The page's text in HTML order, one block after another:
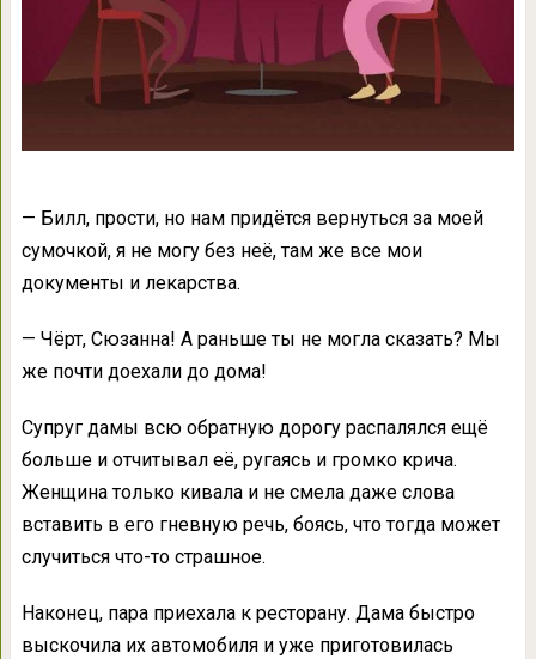
— Билл, прости, но нам придётся вернуться за моей
сумочкой, я не могу без неё, там же все мои
документы и лекарства.
— Чёрт, Сюзанна! А раньше ты не могла сказать? Мы
же почти доехали до дома!
Супруг дамы всю обратную дорогу распалялся ещё
больше и отчитывал её, ругаясь и громко крича.
Женщина только кивала и не смела даже слова
вставить в его гневную речь, боясь, что тогда может
случиться что-то страшное.
Наконец, пара приехала к ресторану. Дама быстро
выскочила их автомобиля и уже приготовилась